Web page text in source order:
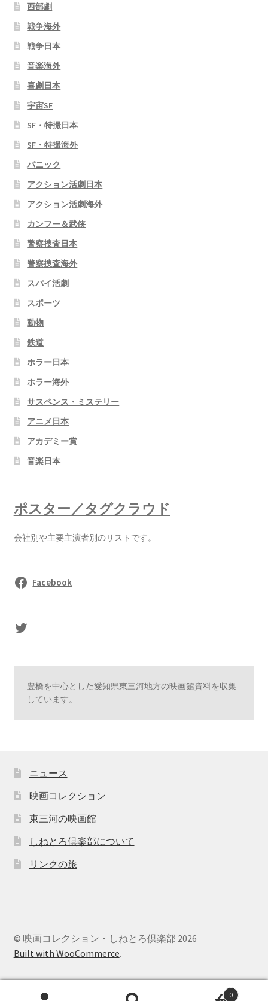
西部劇
戦争海外
戦争日本
音楽海外
喜劇日本
宇宙SF
SF・特撮日本
SF・特撮海外
パニック
アクション活劇日本
アクション活劇海外
カンフー＆武侠
警察捜査日本
警察捜査海外
スパイ活劇
スポーツ
動物
鉄道
ホラー日本
ホラー海外
サスペンス・ミステリー
アニメ日本
アカデミー賞
音楽日本
ポスター／タグクラウド
会社別や主要主演者別のリストです。
Facebook
sasaki's Twitter
豊橋を中心とした愛知県東三河地方の映画館資料を収集
しています。
ニュース
映画コレクション
東三河の映画館
しねとろ倶楽部について
リンクの旅
© 映画コレクション・しねとろ倶楽部 2026
Built with WooCommerce.
0